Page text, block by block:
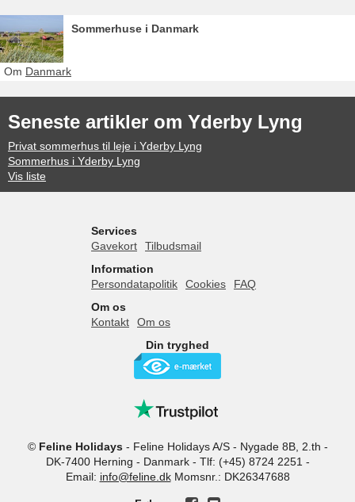
Sommerhuse i Danmark
Om Danmark
Seneste artikler om Yderby Lyng
Privat sommerhus til leje i Yderby Lyng
Sommerhus i Yderby Lyng
Vis liste
Services
Gavekort
Tilbudsmail
Information
Persondatapolitik
Cookies
FAQ
Om os
Kontakt
Om os
Din tryghed
© Feline Holidays- Feline Holidays A/S- Nygade 8B, 2.th -
DK-7400 Herning - Danmark - Tlf: (+45) 8724 2251-
Email: info@feline.dk Momsnr.: DK26347688